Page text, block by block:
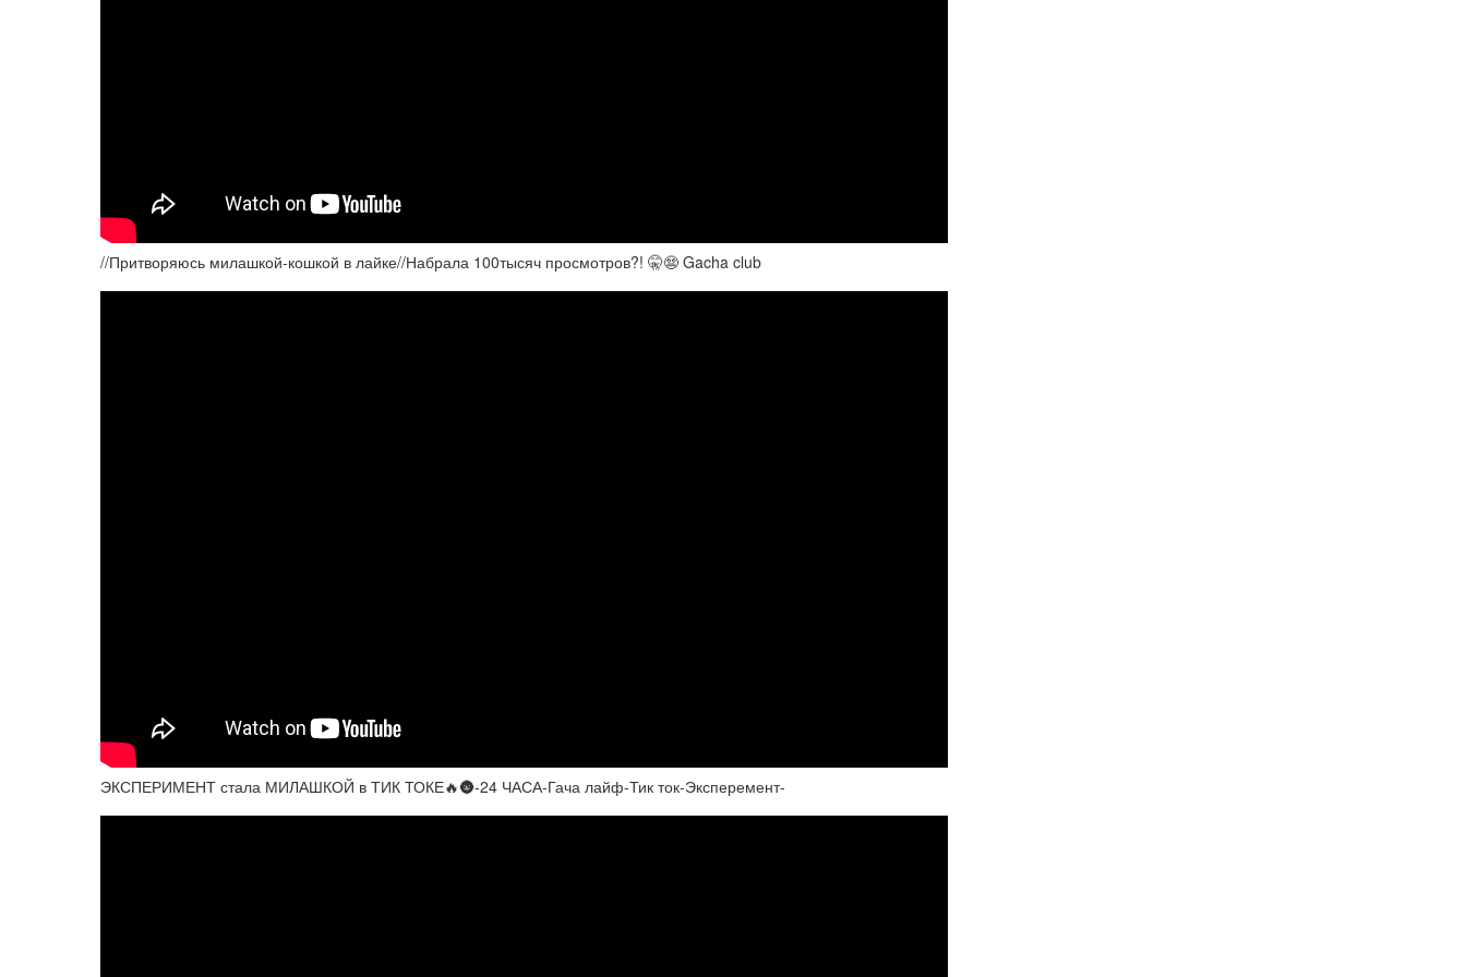
//Притворяюсь милашкой-кошкой в лайке//Набрала 100тысяч просмотров?! 🤫😨 Gacha club
ЭКСПЕРИМЕНТ стала МИЛАШКОЙ в ТИК ТОКЕ🔥🌚-24 ЧАСА-Гача лайф-Тик ток-Эксперемент-